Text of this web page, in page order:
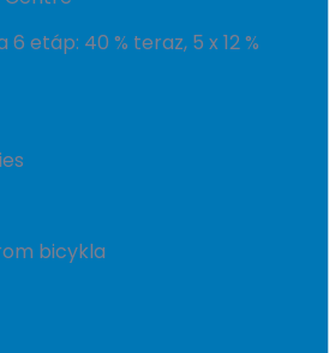
etáp: 40 % teraz, 5 x 12 %
bicykla